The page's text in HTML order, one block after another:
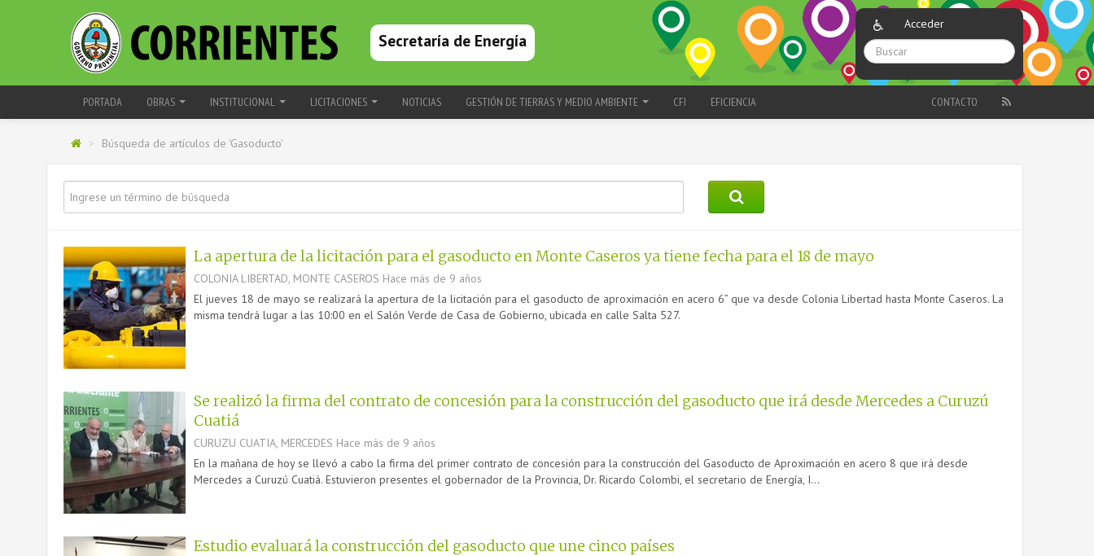
Acceder
Secretaría de Energía
PORTADA OBRAS INSTITUCIONAL LICITACIONES NOTICIAS GESTIÓN DE TIERRAS Y MEDIO AMBIENTE CFI EFICIENCIA CONTACTO
> Búsqueda de artículos de 'Gasoducto'
La apertura de la licitación para el gasoducto en Monte Caseros ya tiene fecha para el 18 de mayo
COLONIA LIBERTAD, MONTE CASEROS Hace más de 9 años
El jueves 18 de mayo se realizará la apertura de la licitación para el gasoducto de aproximación en acero 6” que va desde Colonia Libertad hasta Monte Caseros. La
misma tendrá lugar a las 10:00 en el Salón Verde de Casa de Gobierno, ubicada en calle Salta 527.
Se realizó la firma del contrato de concesión para la construcción del gasoducto que irá desde Mercedes a Curuzú
Cuatiá
CURUZU CUATIA, MERCEDES Hace más de 9 años
En la mañana de hoy se llevó a cabo la firma del primer contrato de concesión para la construcción del Gasoducto de Aproximación en acero 8 que irá desde
Mercedes a Curuzú Cuatiá. Estuvieron presentes el gobernador de la Provincia, Dr. Ricardo Colombi, el secretario de Energía, I...
Estudio evaluará la construcción del gasoducto que une cinco países